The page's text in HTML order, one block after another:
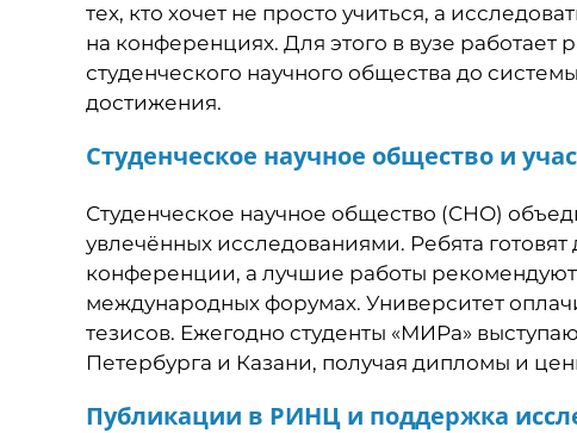
тех, кто хочет не просто учиться, а
на конференциях. Для этого в вузе работает
студенческого научного общества до
достижения.
Студенческое научное общество и
Студенческое научное общество (СНО)
увлечённых исследованиями. Ребята
конференции, а лучшие работы
международных форумах. Университет
тезисов. Ежегодно студенты «МИРа»
Петербурга и Казани, получая дипломы и
Публикации в РИНЦ и поддержка